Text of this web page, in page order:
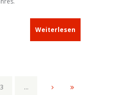
Weiterlesen
3 …